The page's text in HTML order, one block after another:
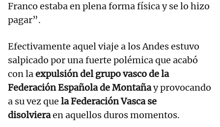
Franco estaba en plena forma física y se lo hizo
pagar”.
Efectivamente aquel viaje a los Andes estuvo
salpicado por una fuerte polémica que acabó
con laexpulsión del grupo vasco de la
Federación Española de Montañay provocando
a su vez que la Federación Vasca se
disolvieraen aquellos duros momentos.